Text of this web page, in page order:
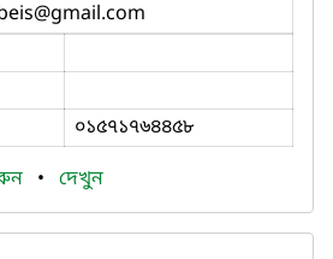
@gmail.com
০১৫৭১৭৬৪৪৫৮
• দেখুন